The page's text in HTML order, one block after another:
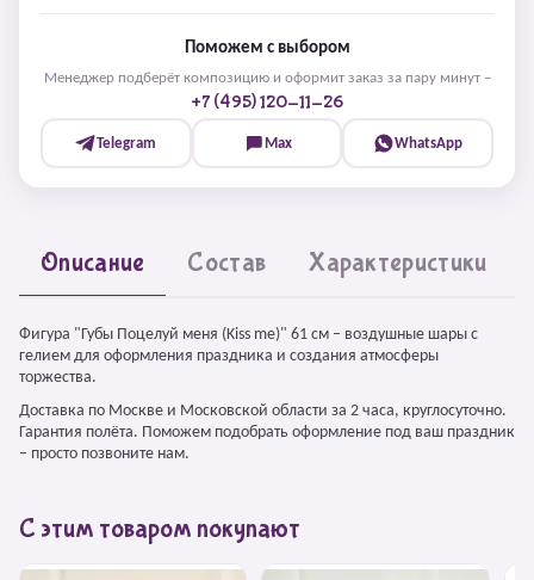
Поможем с выбором
Менеджер подберёт композицию и оформит заказ за пару минут –
+7 (495) 120-11-26
Telegram Max WhatsApp
Описание Состав Характеристики
Фигура "Губы Поцелуй меня (Kiss me)" 61 см – воздушные шары с
гелием для оформления праздника и создания атмосферы
торжества.
Доставка по Москве и Московской области за 2 часа, круглосуточно.
Гарантия полёта. Поможем подобрать оформление под ваш праздник
– просто позвоните нам.
С этим товаром покупают